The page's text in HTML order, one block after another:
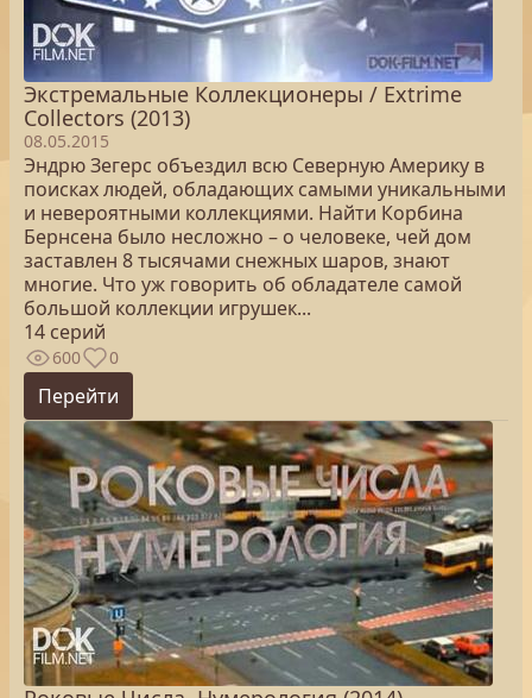
Экстремальные Коллекционеры / Extrime
Collectors (2013)
08.05.2015
Эндрю Зегерс объездил всю Северную Америку в
поисках людей, обладающих самыми уникальными
и невероятными коллекциями. Найти Корбина
Бернсена было несложно – о человеке, чей дом
заставлен 8 тысячами снежных шаров, знают
многие. Что уж говорить об обладателе самой
большой коллекции игрушек...
14 серий
600 0
Перейти